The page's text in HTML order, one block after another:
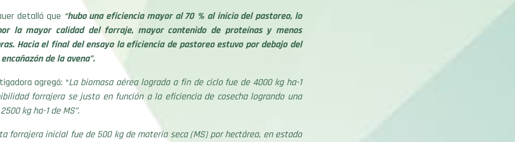
detalló que “hubo una eficiencia mayor al 70 % al inicio del pastoreo, lo
la mayor calidad del forraje, mayor contenido de proteínas y menos
Hacia el final del ensayo la eficiencia de pastoreo estuvo por debajo del
de la avena”.
agregó: “La biomasa aérea lograda a fin de ciclo fue de 4000 kg ha-1
forrajera se justo en función a la eficiencia de cosecha logrando una
kg ha-1 de MS”.
forrajera inicial fue de 500 kg de materia seca (MS) por hectárea, en estado